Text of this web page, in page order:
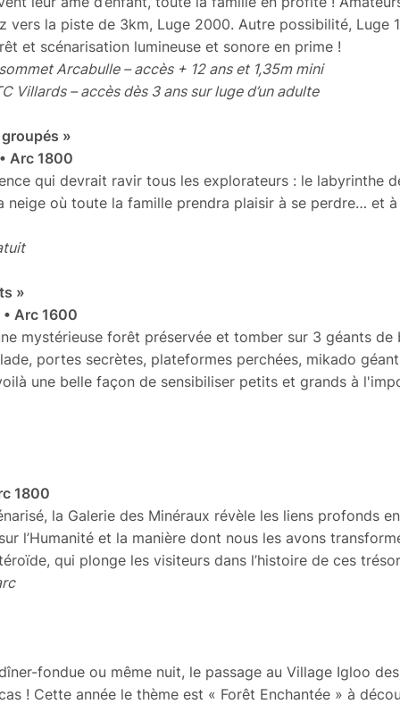
vers la piste de 3km, Luge 2000. Autre possibilité, Luge
et scénarisation lumineuse et sonore en prime !
Arcabulle – accès + 12 ans et 1,35m mini
Villards – accès dès 3 ans sur luge d’un adulte
»
Arc 1800
qui devrait ravir tous les explorateurs : le labyrinthe
neige où toute la famille prendra plaisir à se perdre… et
»
Arc 1600
mystérieuse forêt préservée et tomber sur 3 géants
portes secrètes, plateformes perchées, mikado
une belle façon de sensibiliser petits et grands à
1800
la Galerie des Minéraux révèle les liens profonds
l’Humanité et la manière dont nous les avons
qui plonge les visiteurs dans l’histoire de ces
fondue ou même nuit, le passage au Village Igloo
! Cette année le thème est « Forêt Enchantée » à